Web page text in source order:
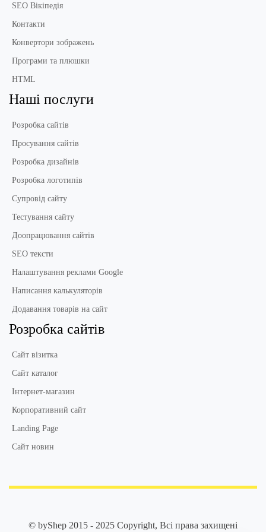
SEO Вікіпедія
Контакти
Конвертори зображень
Програми та плюшки
HTML
Наші послуги
Розробка сайтів
Просування сайтів
Розробка дизайнів
Розробка логотипів
Супровід сайту
Тестування сайту
Доопрацювання сайтів
SEO тексти
Налаштування реклами Google
Написання калькуляторів
Додавання товарів на сайт
Розробка сайтів
Сайт візитка
Сайт каталог
Інтернет-магазин
Корпоративний сайт
Landing Page
Сайт новин
© byShep 2015 - 2025 Copyright, Всі права захищені